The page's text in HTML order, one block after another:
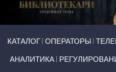
КАТАЛОГ ОПЕРАТОРЫ
АНАЛИТИКА